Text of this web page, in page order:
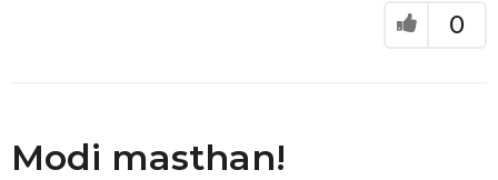
0
Modi masthan!